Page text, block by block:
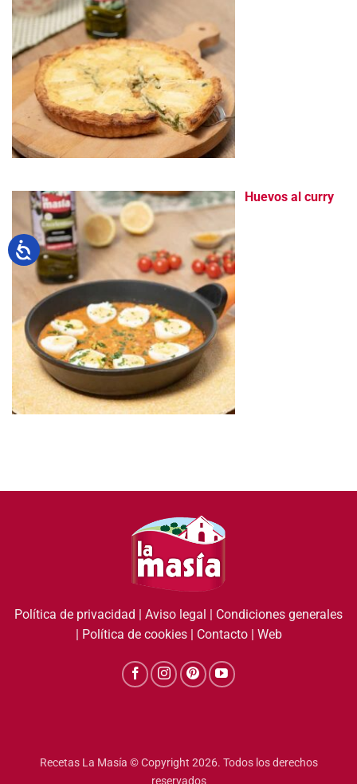
Huevos al curry
Política de privacidad | Aviso legal | Condiciones generales
| Política de cookies| Contacto| Web
Recetas La Masía © Copyright 2026. Todos los derechos
reservados